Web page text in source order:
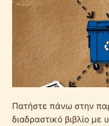
Πατήστε πάνω στην
διαδραστικό βιβλίο με